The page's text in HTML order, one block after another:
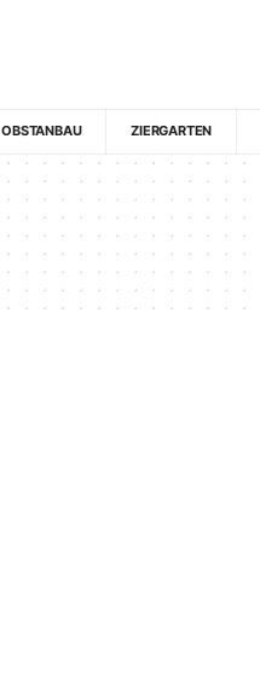
OBSTANBAU ZIERGARTEN